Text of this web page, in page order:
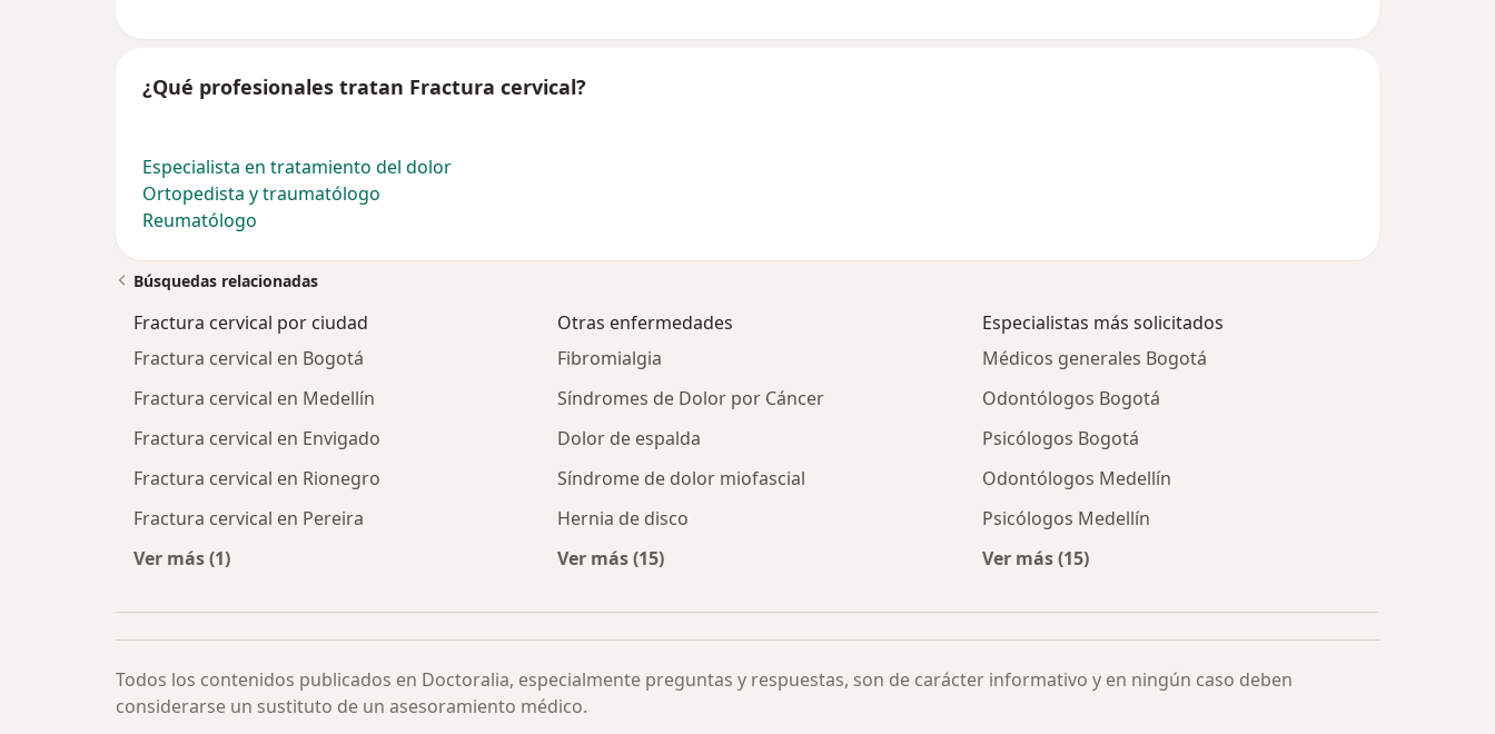
¿Qué profesionales tratan Fractura cervical?
Especialista en tratamiento del dolor
Ortopedista y traumatólogo
Reumatólogo
Búsquedas relacionadas
Fractura cervical por ciudad
Fractura cervical en Bogotá
Fractura cervical en Medellín
Fractura cervical en Envigado
Fractura cervical en Rionegro
Fractura cervical en Pereira
Ver más (1)
Otras enfermedades
Fibromialgia
Síndromes de Dolor por Cáncer
Dolor de espalda
Síndrome de dolor miofascial
Hernia de disco
Ver más (15)
Especialistas más solicitados
Médicos generales Bogotá
Odontólogos Bogotá
Psicólogos Bogotá
Odontólogos Medellín
Psicólogos Medellín
Ver más (15)
Todos los contenidos publicados en Doctoralia, especialmente preguntas y respuestas, son de carácter informativo y en ningún caso deben
considerarse un sustituto de un asesoramiento médico.